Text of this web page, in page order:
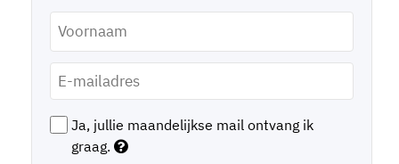
Voornaam *
mailadres *
Ja, jullie maandelijkse mail ontvang ik
graag.